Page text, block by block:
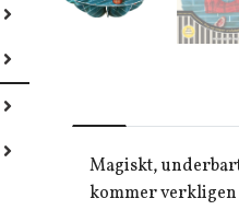
Magiskt,
kommer verkligen